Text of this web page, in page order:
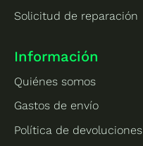
Solicitud de reparación
Información
Quiénes somos
Gastos de envío
Política de devoluciones